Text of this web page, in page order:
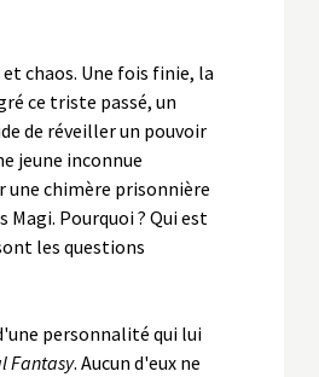
chaos. Une fois finie, la
ce triste passé, un
de réveiller un pouvoir
jeune inconnue
une chimère prisonnière
Magi. Pourquoi ? Qui est
les questions
personnalité qui lui
Fantasy. Aucun d'eux ne